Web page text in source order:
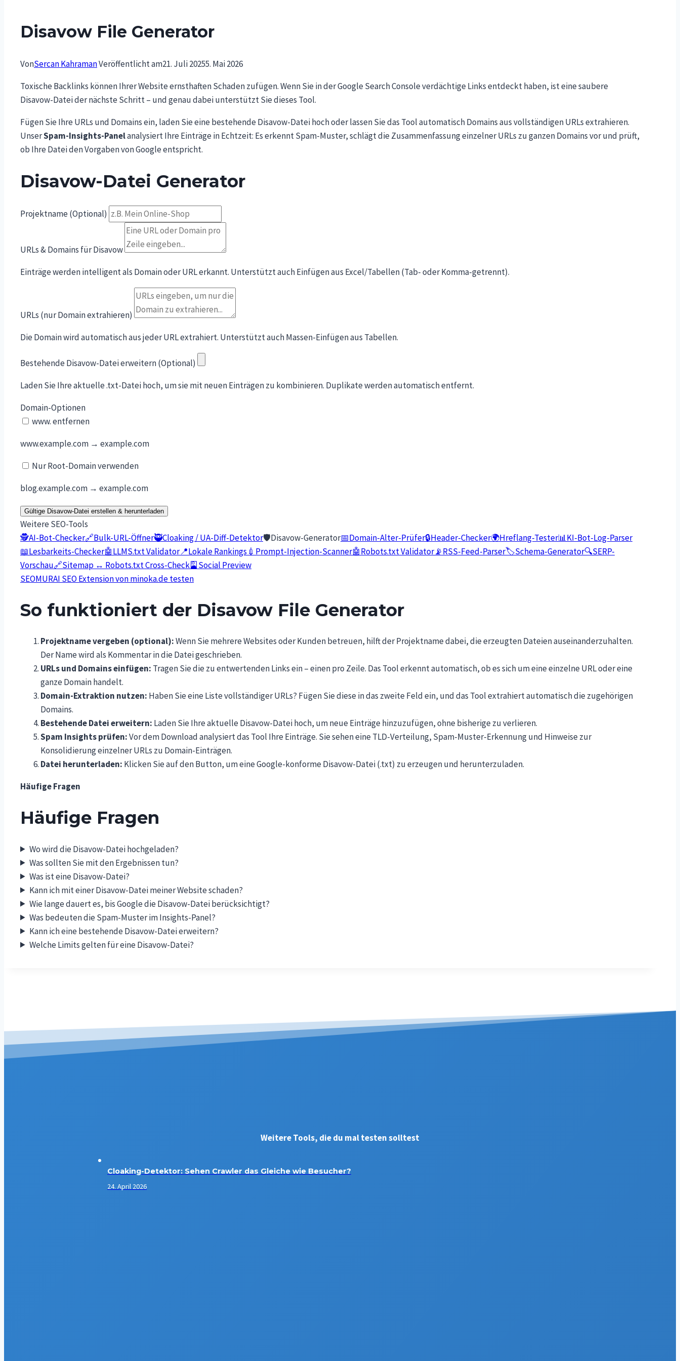
Disavow File Generator
VonSercan KahramanVeröffentlicht am21. Juli 20255. Mai 2026
Toxische Backlinks können Ihrer Website ernsthaften Schaden zufügen. Wenn Sie in der Google Search Console verdächtige Links entdeckt haben, ist eine saubere
Disavow-Datei der nächste Schritt – und genau dabei unterstützt Sie dieses Tool.
Fügen Sie Ihre URLs und Domains ein, laden Sie eine bestehende Disavow-Datei hoch oder lassen Sie das Tool automatisch Domains aus vollständigen URLs extrahieren.
UnserSpam-Insights-Panelanalysiert Ihre Einträge in Echtzeit: Es erkennt Spam-Muster, schlägt die Zusammenfassung einzelner URLs zu ganzen Domains vor und prüft,
ob Ihre Datei den Vorgaben von Google entspricht.
Disavow-Datei Generator
Projektname (Optional)
URLs & Domains für Disavow
Einträge werden intelligent als Domain oder URL erkannt. Unterstützt auch Einfügen aus Excel/Tabellen (Tab- oder Komma-getrennt).
URLs (nur Domain extrahieren)
Die Domain wird automatisch aus jeder URL extrahiert. Unterstützt auch Massen-Einfügen aus Tabellen.
Bestehende Disavow-Datei erweitern (Optional)
Laden Sie Ihre aktuelle .txt-Datei hoch, um sie mit neuen Einträgen zu kombinieren. Duplikate werden automatisch entfernt.
Domain-Optionen
www. entfernen
www.example.com → example.com
Nur Root-Domain verwenden
blog.example.com → example.com
Gültige Disavow-Datei erstellen & herunterladen
Weitere SEO-Tools
🕵️AI-Bot-Checker🔗Bulk-URL-Öffner🥷Cloaking / UA-Diff-Detektor🛡️Disavow-Generator📅Domain-Alter-Prüfer🔒Header-Checker🌍Hreflang-Tester📊KI-Bot-Log-Parser
📖Lesbarkeits-Checker🤖LLMS.txt Validator📍Lokale Rankings 💉 Prompt-Injection-Scanner🤖Robots.txt Validator📡RSS-Feed-Parser🏷️Schema-Generator🔍SERP-
Vorschau🔗Sitemap ↔ Robots.txt Cross-Check🎴Social Preview
SEOMURAI SEO Extension von minoka.de testen
So funktioniert der Disavow File Generator
Projektname vergeben (optional):Wenn Sie mehrere Websites oder Kunden betreuen, hilft der Projektname dabei, die erzeugten Dateien auseinanderzuhalten.
Der Name wird als Kommentar in die Datei geschrieben.
URLs und Domains einfügen: Tragen Sie die zu entwertenden Links ein – einen pro Zeile. Das Tool erkennt automatisch, ob es sich um eine einzelne URL oder eine
ganze Domain handelt.
Domain-Extraktion nutzen: Haben Sie eine Liste vollständiger URLs? Fügen Sie diese in das zweite Feld ein, und das Tool extrahiert automatisch die zugehörigen
Domains.
Bestehende Datei erweitern: Laden Sie Ihre aktuelle Disavow-Datei hoch, um neue Einträge hinzuzufügen, ohne bisherige zu verlieren.
Spam Insights prüfen:Vor dem Download analysiert das Tool Ihre Einträge. Sie sehen eine TLD-Verteilung, Spam-Muster-Erkennung und Hinweise zur
Konsolidierung einzelner URLs zu Domain-Einträgen.
Datei herunterladen: Klicken Sie auf den Button, um eine Google-konforme Disavow-Datei (.txt) zu erzeugen und herunterzuladen.
Häufige Fragen
Häufige Fragen
Wo wird die Disavow-Datei hochgeladen?
Was sollten Sie mit den Ergebnissen tun?
Was ist eine Disavow-Datei?
Kann ich mit einer Disavow-Datei meiner Website schaden?
Wie lange dauert es, bis Google die Disavow-Datei berücksichtigt?
Was bedeuten die Spam-Muster im Insights-Panel?
Kann ich eine bestehende Disavow-Datei erweitern?
Welche Limits gelten für eine Disavow-Datei?
Weitere Tools, die du mal testen solltest
Cloaking-Detektor: Sehen Crawler das Gleiche wie Besucher?
24. April 2026